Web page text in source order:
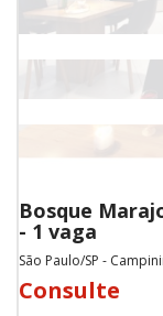
Bosque
- 1 vaga
São Paulo/SP -
Consulte